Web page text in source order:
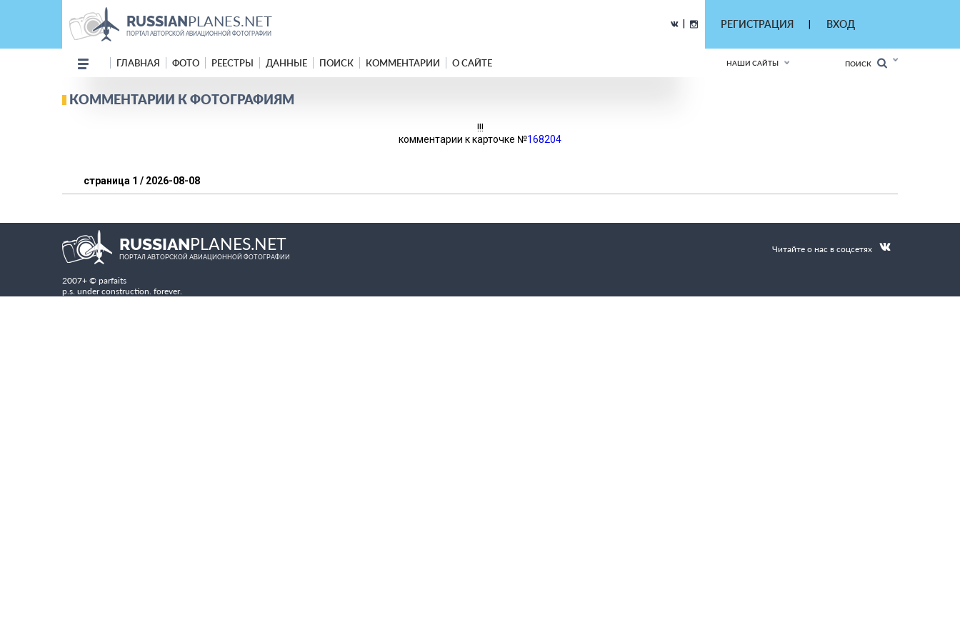
RUSSIANPLANES.NET
ПОРТАЛ АВТОРСКОЙ АВИАЦИОННОЙ ФОТОГРАФИИ
РЕГИСТРАЦИЯ ВХОД
ГЛАВНАЯ ФОТО РЕЕСТРЫ ДАННЫЕ ПОИСК КОММЕНТАРИИ О САЙТЕ НАШИ САЙТЫ ПОИСК
КОММЕНТАРИИ К ФОТОГРАФИЯМ
!!!
комментарии к карточке №168204
страница 1 / 2026-08-08
RUSSIANPLANES.NET
ПОРТАЛ АВТОРСКОЙ АВИАЦИОННОЙ ФОТОГРАФИИ
Читайте о нас в соцсетях
2007+ © parfaits
p.s. under construction. forever.